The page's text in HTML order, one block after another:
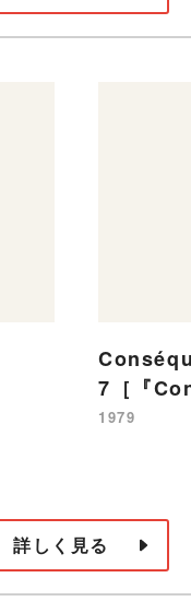
7［『
1979
詳しく見る